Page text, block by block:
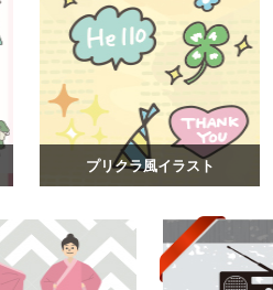
プリクラ風イラスト